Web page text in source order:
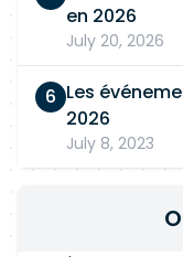
en 2026
July 20, 2026
Les
2026
July 8, 2023